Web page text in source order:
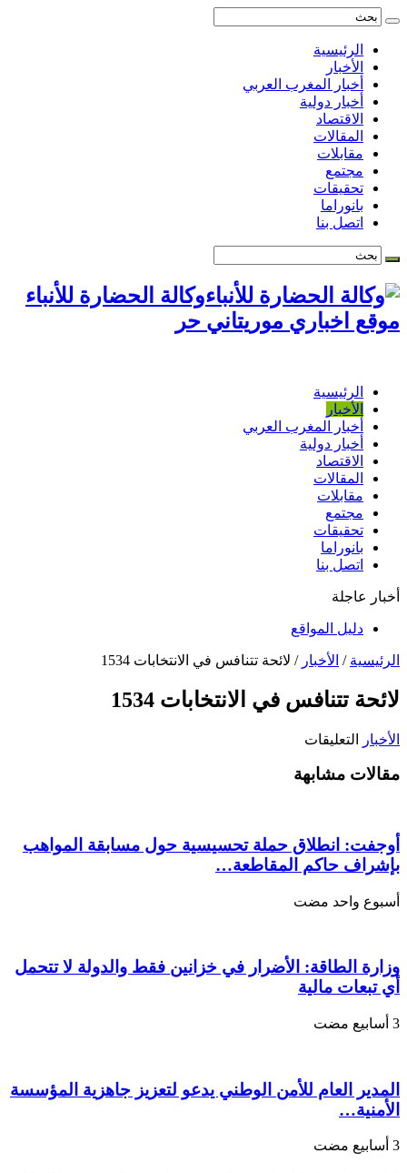
الرئيسية
الأخبار
أخبار المغرب العربي
أخبار دولية
الاقتصاد
المقالات
مقابلات
مجتمع
تحقيقات
بانوراما
اتصل بنا
وكالة الحضارة للأنباء
موقع اخباري موريتاني حر
الرئيسية
الأخبار
أخبار المغرب العربي
أخبار دولية
الاقتصاد
المقالات
مقابلات
مجتمع
تحقيقات
بانوراما
اتصل بنا
أخبار عاجلة
دليل المواقع
الرئيسية / الأخبار / لائحة تتنافس في الانتخابات 1534
لائحة تتنافس في الانتخابات 1534
الأخبار التعليقات
تتنافس
مغلقة
مقالات مشابهة
أوجفت: انطلاق حملة تحسيسية حول مسابقة المواهب
بإشراف حاكم المقاطعة…
‏أسبوع واحد مضت
وزارة الطاقة: الأضرار في خزانين فقط والدولة لا تتحمل
أي تبعات مالية
المدير العام للأمن الوطني يدعو لتعزيز جاهزية المؤسسة
الأمنية…